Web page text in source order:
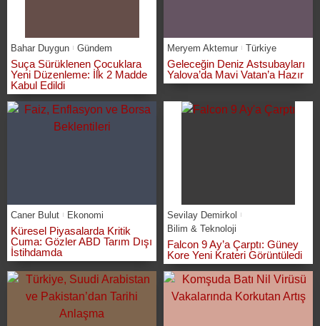
Bahar Duygun Gündem
Suça Sürüklenen Çocuklara
Yeni Düzenleme: İlk 2 Madde
Kabul Edildi
Meryem Aktemur Türkiye
Geleceğin Deniz Astsubayları
Yalova’da Mavi Vatan’a Hazır
Caner Bulut Ekonomi
Küresel Piyasalarda Kritik
Cuma: Gözler ABD Tarım Dışı
İstihdamda
Sevilay Demirkol
Bilim & Teknoloji
Falcon 9 Ay’a Çarptı: Güney
Kore Yeni Krateri Görüntüledi